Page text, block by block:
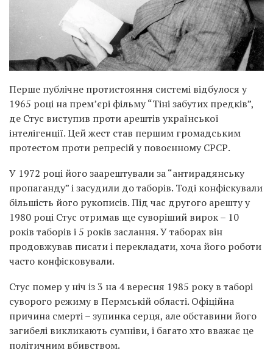
Перше публічне протистояння системі відбулося у
1965 році на прем’єрі фільму “Тіні забутих предків”,
де Стус виступив проти арештів української
інтелігенції. Цей жест став першим громадським
протестом проти репресій у повоєнному СРСР.
У 1972 році його заарештували за “антирадянську
пропаганду” і засудили до таборів. Тоді конфіскували
більшість його рукописів. Під час другого арешту у
1980 році Стус отримав ще суворіший вирок – 10
років таборів і 5 років заслання. У таборах він
продовжував писати і перекладати, хоча його роботи
часто конфісковували.
Стус помер у ніч із 3 на 4 вересня 1985 року в таборі
суворого режиму в Пермській області. Офіційна
причина смерті – зупинка серця, але обставини його
загибелі викликають сумніви, і багато хто вважає це
політичним вбивством.